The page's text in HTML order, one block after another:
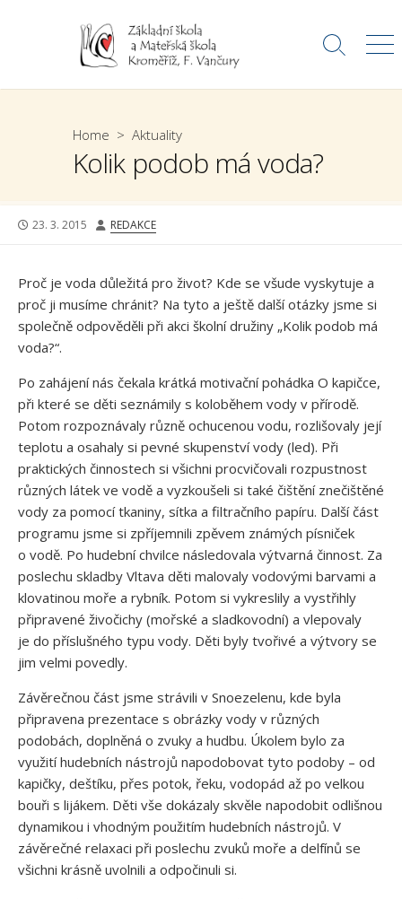
Search
Home > Aktuality
Kolik podob má voda?
PUBLISHED
23. 3. 2015 AUTHOR
REDAKCE
Proč je voda důležitá pro život? Kde se všude vyskytuje a
proč ji musíme chránit? Na tyto a ještě další otázky jsme si
společně odpověděli při akci školní družiny „Kolik podob má
voda?“.
Po zahájení nás čekala krátká motivační pohádka O kapičce,
při které se děti seznámily s koloběhem vody v přírodě.
Potom rozpoznávaly různě ochucenou vodu, rozlišovaly její
teplotu a osahaly si pevné skupenství vody (led). Při
praktických činnostech si všichni procvičovali rozpustnost
různých látek ve vodě a vyzkoušeli si také čištění znečištěné
vody za pomocí tkaniny, sítka a filtračního papíru. Další část
programu jsme si zpříjemnili zpěvem známých písniček
o vodě. Po hudební chvilce následovala výtvarná činnost. Za
poslechu skladby Vltava děti malovaly vodovými barvami a
klovatinou moře a rybník. Potom si vykreslily a vystřihly
připravené živočichy (mořské a sladkovodní) a vlepovaly
je do příslušného typu vody. Děti byly tvořivé a výtvory se
jim velmi povedly.
Závěrečnou část jsme strávili v Snoezelenu, kde byla
připravena prezentace s obrázky vody v různých
podobách, doplněná o zvuky a hudbu. Úkolem bylo za
využití hudebních nástrojů napodobovat tyto podoby – od
kapičky, deštíku, přes potok, řeku, vodopád až po velkou
bouři s lijákem. Děti vše dokázaly skvěle napodobit odlišnou
dynamikou i vhodným použitím hudebních nástrojů. V
závěrečné relaxaci při poslechu zvuků moře a delfínů se
všichni krásně uvolnili a odpočinuli si.